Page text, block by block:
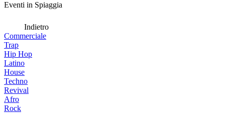
Eventi in Spiaggia
Indietro
Commerciale
Trap
Hip Hop
Latino
House
Techno
Revival
Afro
Rock